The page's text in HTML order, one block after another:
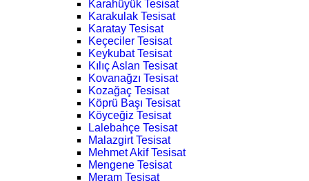
Karahüyük Tesisat
Karakulak Tesisat
Karatay Tesisat
Keçeciler Tesisat
Keykubat Tesisat
Kılıç Aslan Tesisat
Kovanağzı Tesisat
Kozağaç Tesisat
Köprü Başı Tesisat
Köyceğiz Tesisat
Lalebahçe Tesisat
Malazgirt Tesisat
Mehmet Akif Tesisat
Mengene Tesisat
Meram Tesisat